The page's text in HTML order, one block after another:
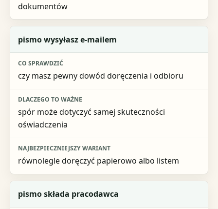
dokumentów
pismo wysyłasz e-mailem
czy masz pewny dowód doręczenia i odbioru
spór może dotyczyć samej skuteczności
oświadczenia
równolegle doręczyć papierowo albo listem
pismo składa pracodawca